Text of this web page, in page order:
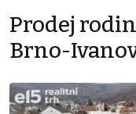
Prodej
Brno-